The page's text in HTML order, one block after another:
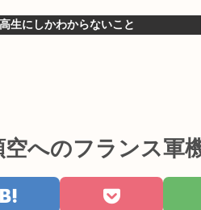
生にしかわからないこと
空へのフランス軍